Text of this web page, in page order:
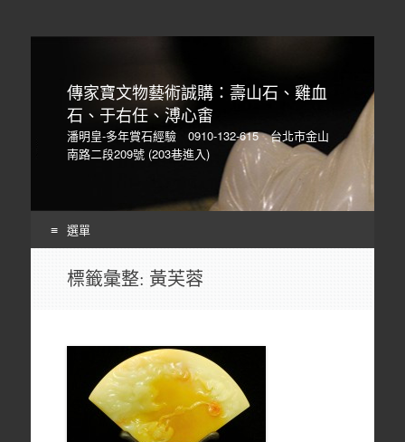
傳家寶文物藝術誠購：壽山石、雞血
石、于右任、溥心畬
潘明皇-多年賞石經驗 0910-132-615 台北市金山
南路二段209號 (203巷進入)
選單
標籤彙整: 黃芙蓉